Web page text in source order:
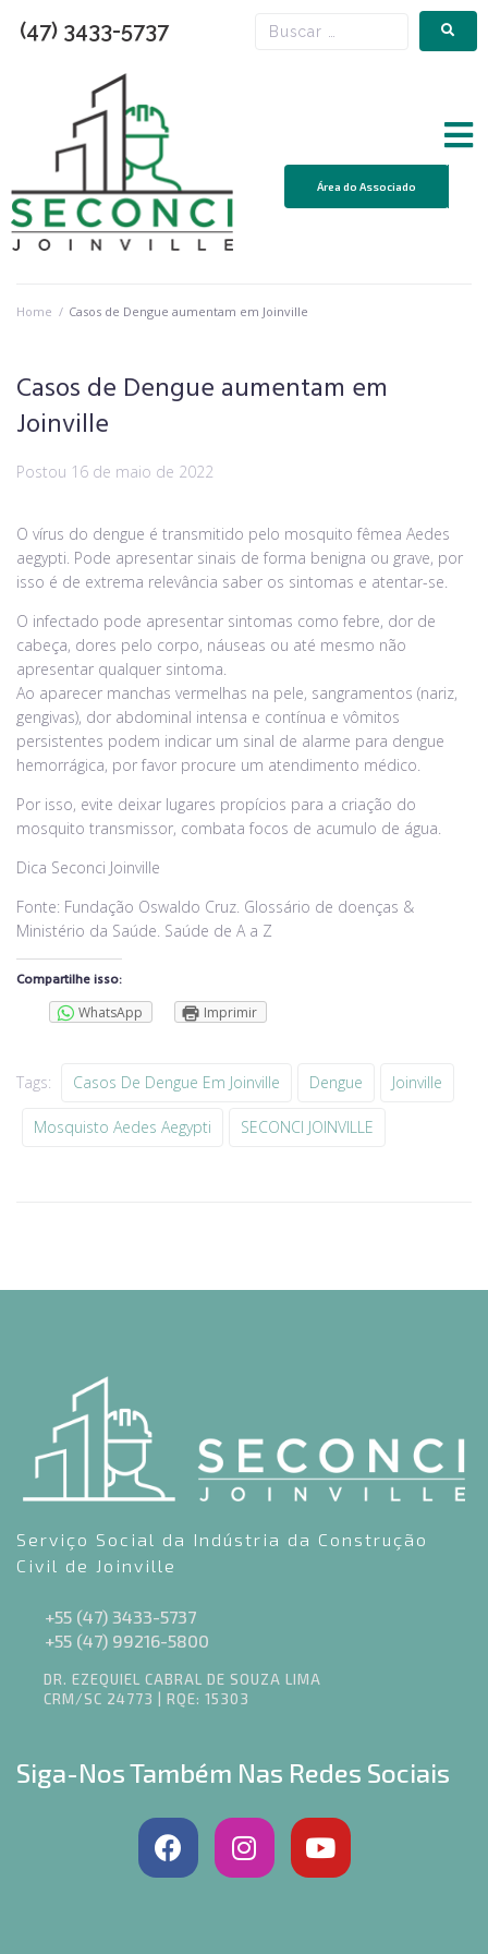
(47) 3433-5737
Área do Associado
Home / Casos de Dengue aumentam em Joinville
Casos de Dengue aumentam em
Joinville
Postou 16 de maio de 2022
O vírus do dengue é transmitido pelo mosquito fêmea Aedes
aegypti. Pode apresentar sinais de forma benigna ou grave, por
isso é de extrema relevância saber os sintomas e atentar-se.
O infectado pode apresentar sintomas como febre, dor de
cabeça, dores pelo corpo, náuseas ou até mesmo não
apresentar qualquer sintoma.
Ao aparecer manchas vermelhas na pele, sangramentos (nariz,
gengivas), dor abdominal intensa e contínua e vômitos
persistentes podem indicar um sinal de alarme para dengue
hemorrágica, por favor procure um atendimento médico.
Por isso, evite deixar lugares propícios para a criação do
mosquito transmissor, combata focos de acumulo de água.
Dica Seconci Joinville
Fonte: Fundação Oswaldo Cruz. Glossário de doenças &
Ministério da Saúde. Saúde de A a Z
Compartilhe isso:
WhatsApp Imprimir
Tags: Casos De Dengue Em Joinville Dengue Joinville
Mosquisto Aedes Aegypti SECONCI JOINVILLE
Serviço Social da Indústria da Construção
Civil de Joinville
+55 (47) 3433-5737
+55 (47) 99216-5800
DR. EZEQUIEL CABRAL DE SOUZA LIMA
CRM/SC 24773 | RQE: 15303
Siga-Nos Também Nas Redes Sociais